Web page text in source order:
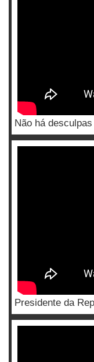
Não há
Presidente da